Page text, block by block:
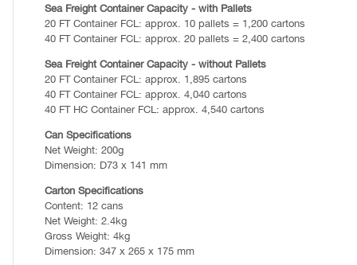
Sea Freight Container Capacity - with Pallets
20 FT Container FCL: approx. 10 pallets = 1,200 cartons
40 FT Container FCL: approx. 20 pallets = 2,400 cartons
Sea Freight Container Capacity - without Pallets
20 FT Container FCL: approx. 1,895 cartons
40 FT Container FCL: approx. 4,040 cartons
40 FT HC Container FCL: approx. 4,540 cartons
Can Specifications
Net Weight: 200g
Dimension: D73 x 141 mm
Carton Specifications
Content: 12 cans
Net Weight: 2.4kg
Gross Weight: 4kg
Dimension: 347 x 265 x 175 mm